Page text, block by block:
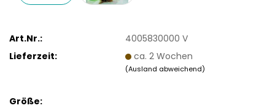
Art.Nr.:
4005830000 V
Lieferzeit:
ca. 2 Wochen
(Ausland abweichend)
Größe: